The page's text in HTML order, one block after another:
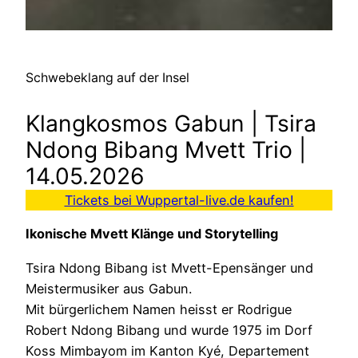
Schwebeklang auf der Insel
Klangkosmos Gabun | Tsira
Ndong Bibang Mvett Trio |
14.05.2026
Tickets bei Wuppertal-live.de kaufen!
Ikonische Mvett Klänge und Storytelling
Tsira Ndong Bibang ist Mvett-Epensänger und
Meistermusiker aus Gabun.
Mit bürgerlichem Namen heisst er Rodrigue
Robert Ndong Bibang und wurde 1975 im Dorf
Koss Mimbayom im Kanton Kyé, Departement